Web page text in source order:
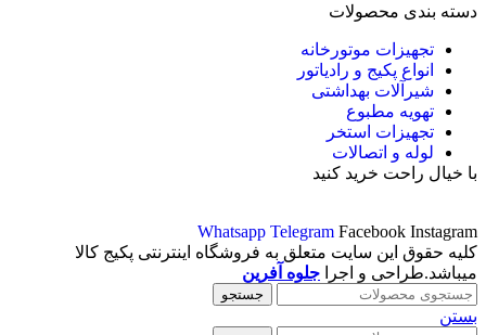
دسته بندی محصولات
تجهیزات موتورخانه
انواع پکیج و رادیاتور
شیرآلات بهداشتی
تهویه مطبوع
تجهیزات استخر
لوله و اتصالات
با خیال راحت خرید کنید
Whatsapp Telegram Facebook Instagram
کلیه حقوق این سایت متعلق به فروشگاه اینترنتی پکیج کالا
میباشد.طراحی و اجرا جلوه آفرین
جستجو
بستن